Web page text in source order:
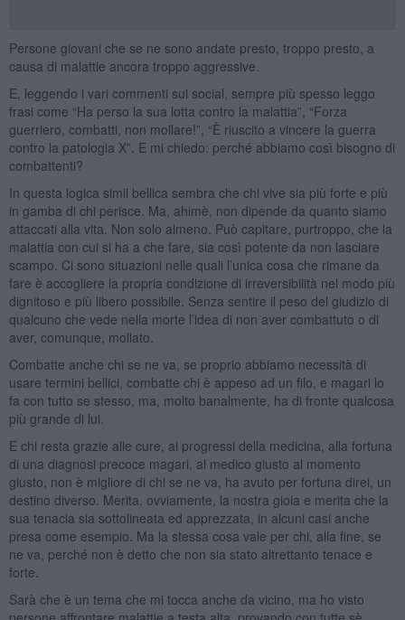
Persone giovani che se ne sono andate presto, troppo presto, a
causa di malattie ancora troppo aggressive.
E, leggendo i vari commenti sui social, sempre più spesso leggo
frasi come “Ha perso la sua lotta contro la malattia”, “Forza
guerriero, combatti, non mollare!”, “È riuscito a vincere la guerra
contro la patologia X”. E mi chiedo: perché abbiamo così bisogno di
combattenti?
In questa logica simil bellica sembra che chi vive sia più forte e più
in gamba di chi perisce. Ma, ahimè, non dipende da quanto siamo
attaccati alla vita. Non solo almeno. Può capitare, purtroppo, che la
malattia con cui si ha a che fare, sia così potente da non lasciare
scampo. Ci sono situazioni nelle quali l’unica cosa che rimane da
fare è accogliere la propria condizione di irreversibilità nel modo più
dignitoso e più libero possibile. Senza sentire il peso del giudizio di
qualcuno che vede nella morte l’idea di non aver combattuto o di
aver, comunque, mollato.
Combatte anche chi se ne va, se proprio abbiamo necessità di
usare termini bellici, combatte chi è appeso ad un filo, e magari lo
fa con tutto se stesso, ma, molto banalmente, ha di fronte qualcosa
più grande di lui.
E chi resta grazie alle cure, ai progressi della medicina, alla fortuna
di una diagnosi precoce magari, al medico giusto al momento
giusto, non è migliore di chi se ne va, ha avuto per fortuna direi, un
destino diverso. Merita, ovviamente, la nostra gioia e merita che la
sua tenacia sia sottolineata ed apprezzata, in alcuni casi anche
presa come esempio. Ma la stessa cosa vale per chi, alla fine, se
ne va, perché non è detto che non sia stato altrettanto tenace e
forte.
Sarà che è un tema che mi tocca anche da vicino, ma ho visto